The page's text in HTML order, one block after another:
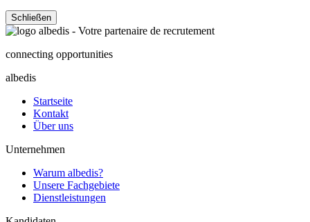
Schließen
connecting opportunities
albedis
Startseite
Kontakt
Über uns
Unternehmen
Warum albedis?
Unsere Fachgebiete
Dienstleistungen